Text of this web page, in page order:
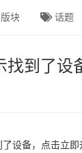
版块 话题
到了设
设备，点击立